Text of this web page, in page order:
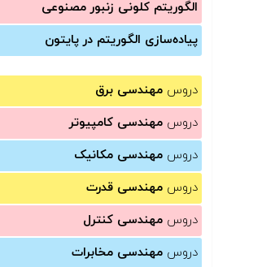
الگوریتم کلونی زنبور مصنوعی
پیاده‌سازی الگوریتم در پایتون
دروس مهندسی برق
دروس مهندسی کامپیوتر
دروس مهندسی مکانیک
دروس مهندسی قدرت
دروس مهندسی کنترل
دروس مهندسی مخابرات